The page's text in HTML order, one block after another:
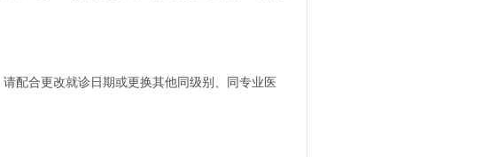
配合更改就诊日期或更换其他同级别、同专业医